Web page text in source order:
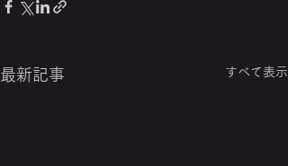
最新記事 すべて表示